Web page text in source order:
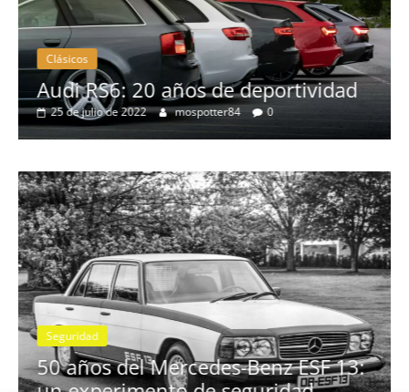
28 de junio de 2022 mospotter84 0
Seguridad Vídeo